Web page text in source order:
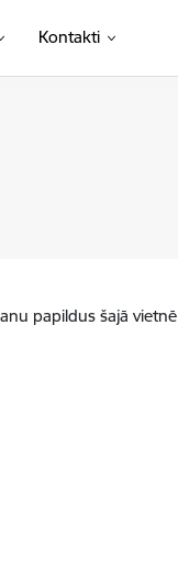
Kontakti
papildus šajā